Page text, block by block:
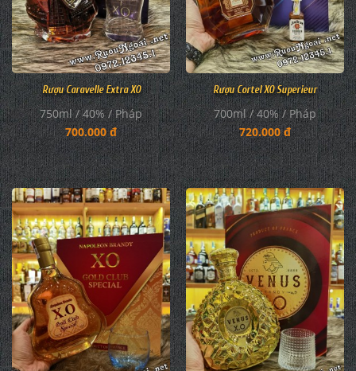
Rượu Caravelle Extra XO
750ml / 40% / Pháp
700.000 đ
Rượu Cortel XO Superieur
700ml / 40% / Pháp
720.000 đ